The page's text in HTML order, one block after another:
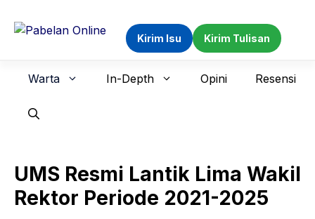
Kirim Isu Kirim Tulisan
Warta In-Depth Opini Resensi
UMS Resmi Lantik Lima Wakil
Rektor Periode 2021-2025